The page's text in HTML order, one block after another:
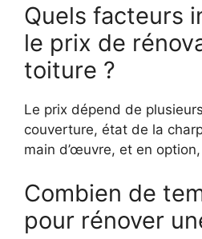
Quels facteurs
le prix de
toiture ?
Le prix dépend de
couverture, état de la
main d’œuvre, et en option,
Combien de
pour rénover